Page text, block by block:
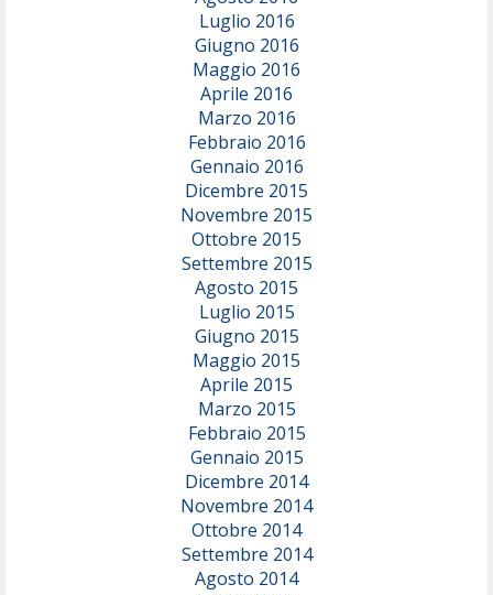
Luglio 2016
Giugno 2016
Maggio 2016
Aprile 2016
Marzo 2016
Febbraio 2016
Gennaio 2016
Dicembre 2015
Novembre 2015
Ottobre 2015
Settembre 2015
Agosto 2015
Luglio 2015
Giugno 2015
Maggio 2015
Aprile 2015
Marzo 2015
Febbraio 2015
Gennaio 2015
Dicembre 2014
Novembre 2014
Ottobre 2014
Settembre 2014
Agosto 2014